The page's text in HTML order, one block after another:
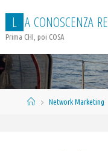
contenuto
L A CONOSCENZA RE
Prima CHI, poi COSA
HomeNetwork Marketing